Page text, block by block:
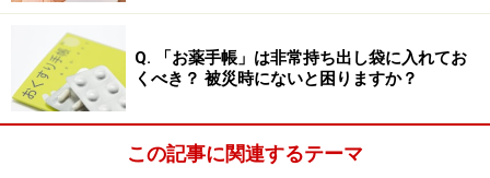
Q. 「お薬手帳」は非常持ち出し袋に入れてお
くべき？ 被災時にないと困りますか？
この記事に関連するテーマ